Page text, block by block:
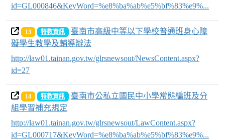
id=GL000846&KeyWord=%e8%ba%ab%e5%bf%83%e9%...
13 特教資訊
臺南市高級中等以下學校普通班身心障
礙學生教學及輔導辦法
http://law01.tainan.gov.tw/glrsnewsout/NewsContent.aspx?
id=27
14 特教資訊
臺南市公私立國民中小學常態編班及分
組學習補充規定
http://law01.tainan.gov.tw/glrsnewsout/LawContent.aspx?
id=GL000717&KeyWord=%e8%ba%ab%e5%bf%83%e9%...